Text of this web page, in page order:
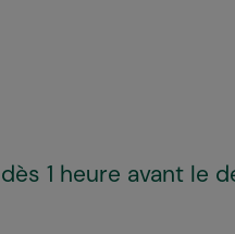
1 heure avant le